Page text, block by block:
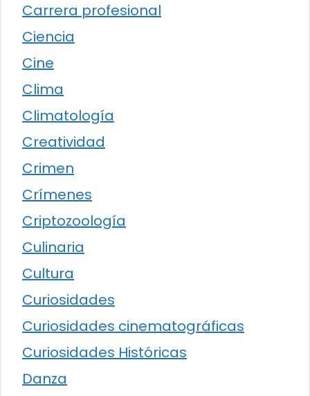
Carrera profesional
Ciencia
Cine
Clima
Climatología
Creatividad
Crimen
Crímenes
Criptozoología
Culinaria
Cultura
Curiosidades
Curiosidades cinematográficas
Curiosidades Históricas
Danza